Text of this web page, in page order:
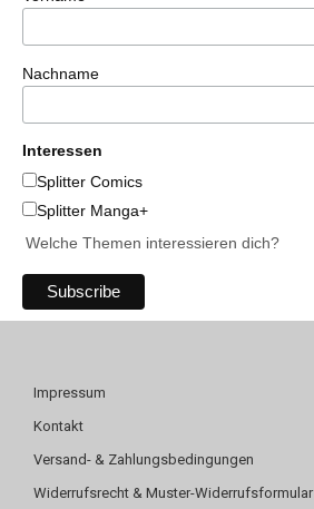
Nachname
Interessen
Splitter Comics
Splitter Manga+
Welche Themen interessieren dich?
Impressum
Kontakt
Versand- & Zahlungsbedingungen
Widerrufsrecht & Muster-Widerrufsformular